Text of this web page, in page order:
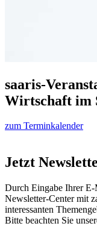
saaris-
Wirtschaft im
zum Terminkalender
Jetzt
Durch Eingabe Ihrer E-
Newsletter-Center mit
interessanten
Bitte beachten Sie